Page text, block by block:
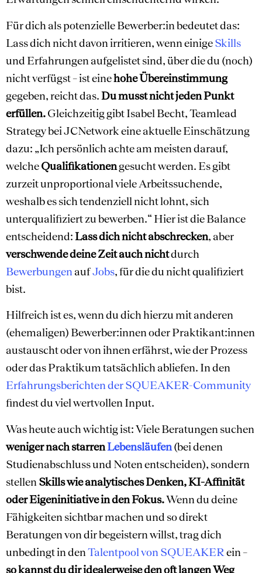
Für dich als potenzielle Bewerber:in bedeutet das:
Lass dich nicht davon irritieren, wenn einigeSkills
und Erfahrungen aufgelistet sind, über die du (noch)
nicht verfügst – ist einehohe Übereinstimmung
gegeben, reicht das.Du musst nicht jeden Punkt
erfüllen.Gleichzeitig gibt Isabel Becht,Teamlead
Strategy bei JCNetwork eine aktuelle Einschätzung
dazu: „Ich persönlich achte am meisten darauf,
welcheQualifikationengesucht werden. Es gibt
zurzeit unproportional viele Arbeitssuchende,
weshalb es sich tendenziell nicht lohnt, sich
unterqualifiziert zu bewerben.“ Hier ist die Balance
entscheidend:Lass dich nicht abschrecken, aber
verschwende deine Zeit auch nichtdurch
Bewerbungen aufJobs, für die du nicht qualifiziert
bist.
Hilfreich ist es, wenn du dich hierzu mit anderen
(ehemaligen) Bewerber:innen oder Praktikant:innen
austauscht oder von ihnen erfährst, wie der Prozess
oder das Praktikum tatsächlich abliefen. In den
Erfahrungsberichten der SQUEAKER-Community
findest du viel wertvollen Input.
Was heute auch wichtig ist: Viele Beratungen suchen
weniger nach starrenLebensläufen(bei denen
Studienabschluss und Noten entscheiden), sondern
stellen Skills wie analytisches Denken, KI-Affinität
oder Eigeninitiative in den Fokus.Wenn du deine
Fähigkeiten sichtbar machen und so direkt
Beratungen von dir begeistern willst, trag dich
unbedingt in denTalentpool von SQUEAKER ein –
so kannst du dir idealerweise den oft langen Weg